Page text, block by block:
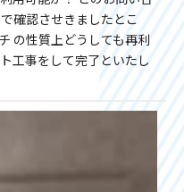
確認させきましたとこ
の性質上どうしても再利
工事をして完了といたし